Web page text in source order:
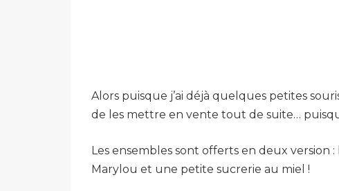
Alors puisque j’ai déjà quelques petites
de les mettre en vente tout de suite…
Les ensembles sont offerts en deux
Marylou et une petite sucrerie au miel !